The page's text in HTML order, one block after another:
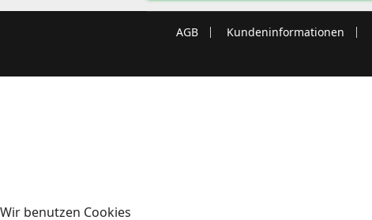
AGB Kundeninformationen
Wir benutzen Cookies